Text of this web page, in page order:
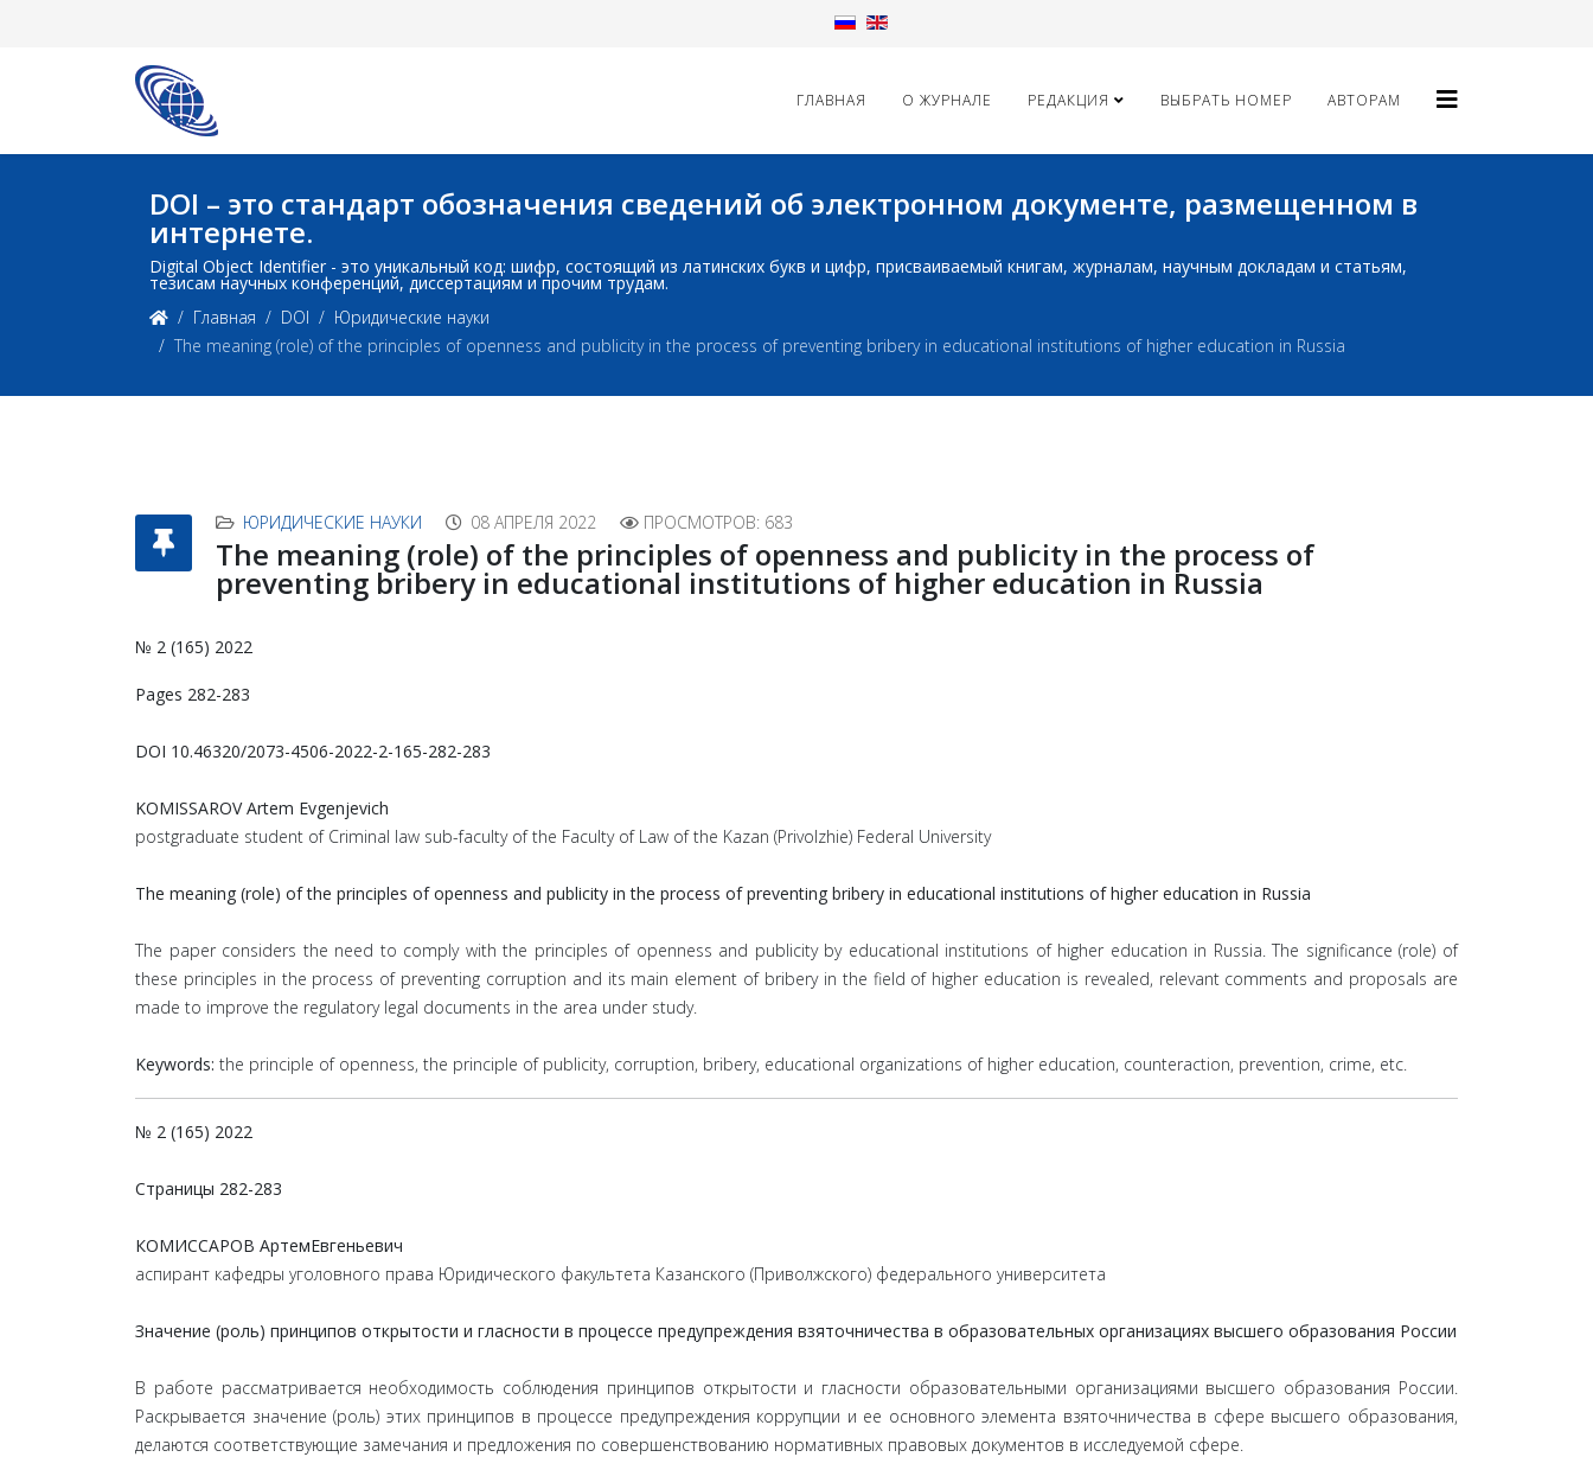
ГЛАВНАЯ О ЖУРНАЛЕ РЕДАКЦИЯ ВЫБРАТЬ НОМЕР АВТОРАМ
DOI – это стандарт обозначения сведений об электронном документе, размещенном в
интернете.
Digital Object Identifier - это уникальный код: шифр, состоящий из латинских букв и цифр, присваиваемый книгам, журналам, научным докладам и статьям,
тезисам научных конференций, диссертациям и прочим трудам.
Главная
DOI
Юридические науки
The meaning (role) of the principles of openness and publicity in the process of preventing bribery in educational institutions of higher education in Russia
ЮРИДИЧЕСКИЕ НАУКИ 08 АПРЕЛЯ 2022 ПРОСМОТРОВ: 683
The meaning (role) of the principles of openness and publicity in the process of
preventing bribery in educational institutions of higher education in Russia
№ 2 (165) 2022
Pages 282-283
DOI 10.46320/2073-4506-2022-2-165-282-283
KOMISSAROV Artem Evgenjevich
postgraduate student of Criminal law sub-faculty of the Faculty of Law of the Kazan (Privolzhie) Federal University
The meaning (role) of the principles of openness and publicity in the process of preventing bribery in educational institutions of higher education in Russia
The paper considers the need to comply with the principles of openness and publicity by educational institutions of higher education in Russia. The significance (role) of
these principles in the process of preventing corruption and its main element of bribery in the field of higher education is revealed, relevant comments and proposals are
made to improve the regulatory legal documents in the area under study.
Keywords: the principle of openness, the principle of publicity, corruption, bribery, educational organizations of higher education, counteraction, prevention, crime, etc.
№ 2 (165) 2022
Страницы 282-283
КОМИССАРОВ АртемЕвгеньевич
аспирант кафедры уголовного права Юридического факультета Казанского (Приволжского) федерального университета
Значение (роль) принципов открытости и гласности в процессе предупреждения взяточничества в образовательных организациях высшего образования России
В работе рассматривается необходимость соблюдения принципов открытости и гласности образовательными организациями высшего образования России.
Раскрывается значение (роль) этих принципов в процессе предупреждения коррупции и ее основного элемента взяточничества в сфере высшего образования,
делаются соответствующие замечания и предложения по совершенствованию нормативных правовых документов в исследуемой сфере.